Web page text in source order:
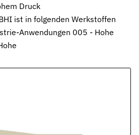
Dichtungslösungen
Druck
ist in folgenden Werkstoffen
Anwendungen 005 - Hohe